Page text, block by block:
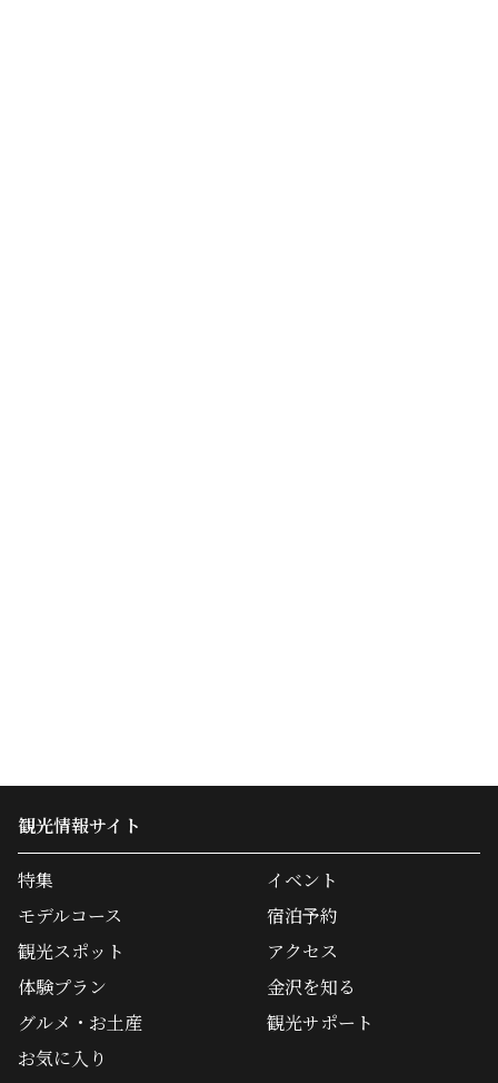
観光情報サイト
特集
モデルコース
観光スポット
体験プラン
グルメ・お土産
イベント
宿泊予約
アクセス
金沢を知る
観光サポート
お気に入り